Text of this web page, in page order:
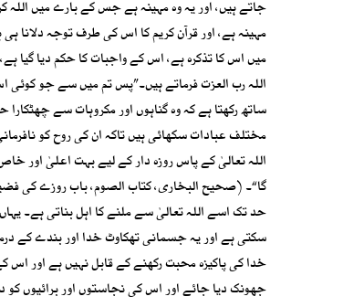
مہینہ ہے، اور قرآن کریم کا اس کی طرف توجہ دلانا
میں اس کا تذکرہ ہے، اس کے واجبات کا حکم دیا گیا
ساتھ رکھتا ہے کہ وہ گناہوں اور مکروہات سے
مختلف عبادات سکھائی ہیں تاکہ ان کی روح کو
اللہ تعالیٰ کے پاس روزہ دار کے لیے بہت اعلیٰ
گا“۔ (صحیح البخاری، کتاب الصوم، باب روزے کی
حد تک اسے اللہ تعالیٰ سے ملنے کا اہل بناتی ہے۔
سکتی ہے اور یہ جسمانی تھکاوٹ خدا اور بندے کے
خدا کی پاکیزہ محبت رکھنے کے قابل نہیں ہے
جھونک دیا جائے اور اس کی نجاستوں اور برائیوں کو